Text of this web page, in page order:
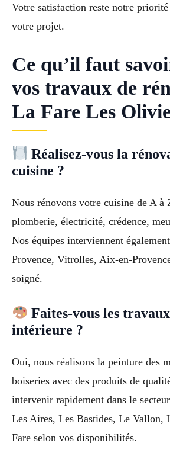
Votre satisfaction reste notre
votre projet.
Ce qu’il faut
vos travaux de
La Fare Les
Réalisez-vous la
cuisine ?
Nous rénovons votre cuisine de A à
plomberie, électricité, crédence,
Nos équipes interviennent
Provence, Vitrolles, Aix-en-
soigné.
Faites-vous les
intérieure ?
Oui, nous réalisons la peinture des
boiseries avec des produits de
intervenir rapidement dans le
Les Aires, Les Bastides, Le Vallon,
Fare selon vos disponibilités.